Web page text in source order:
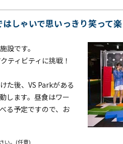
しゃいで思いっきり笑って
設です。
ティビティに挑戦！
た後、VS Parkがある
します。昼食はワー
る予定ですので、お
い。(任意)